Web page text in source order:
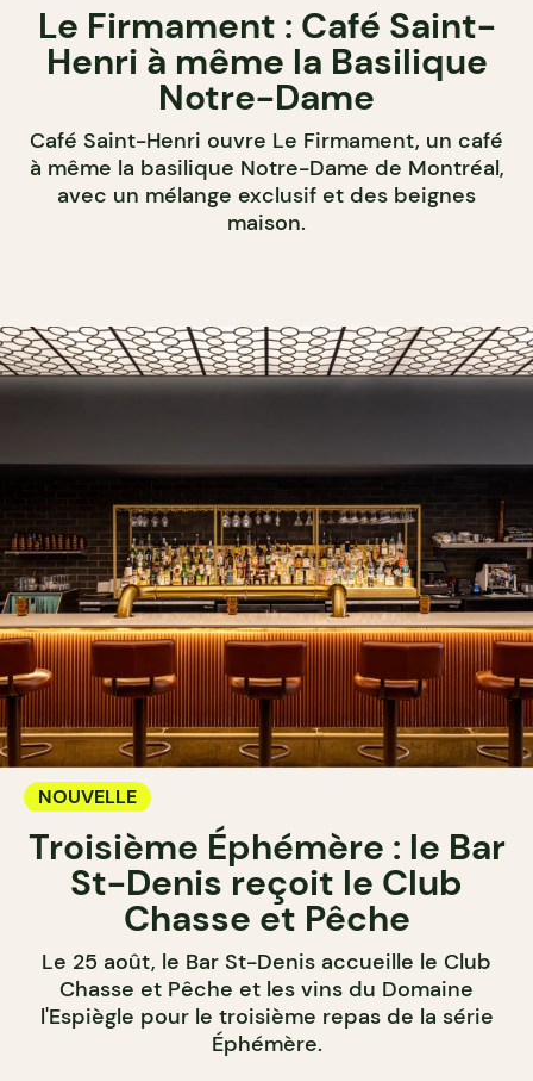
Le Firmament : Café Saint-
Henri à même la Basilique
Notre-Dame
Café Saint-Henri ouvre Le Firmament, un café
à même la basilique Notre-Dame de Montréal,
avec un mélange exclusif et des beignes
maison.
NOUVELLE
Troisième Éphémère : le Bar
St-Denis reçoit le Club
Chasse et Pêche
Le 25 août, le Bar St-Denis accueille le Club
Chasse et Pêche et les vins du Domaine
l'Espiègle pour le troisième repas de la série
Éphémère.